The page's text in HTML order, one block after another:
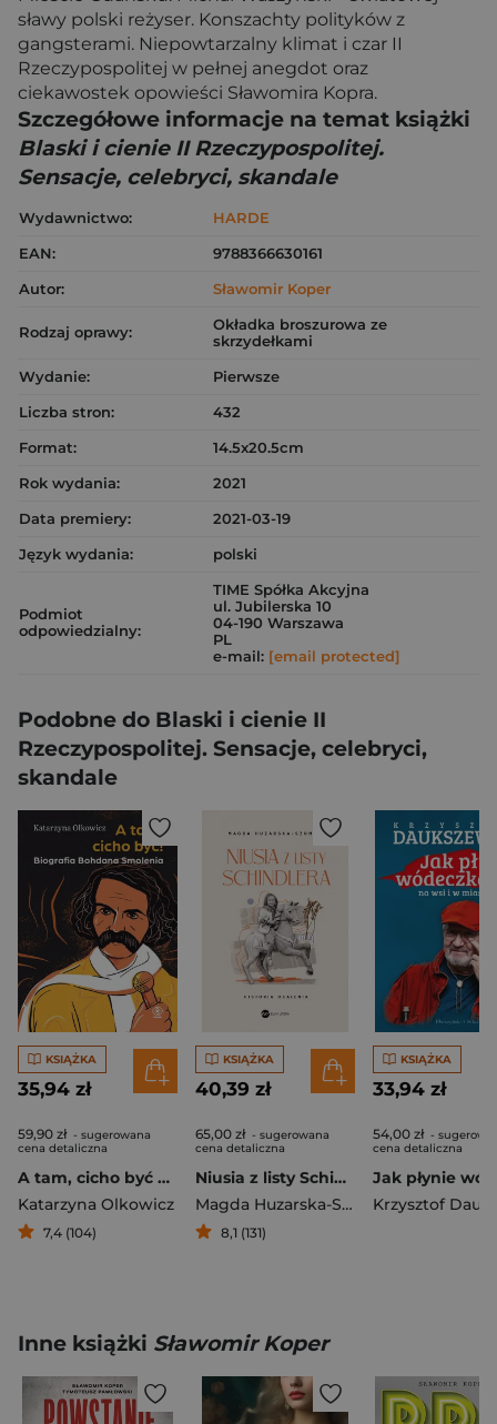
sławy polski reżyser. Konszachty polityków z
gangsterami. Niepowtarzalny klimat i czar II
Rzeczypospolitej w pełnej anegdot oraz
ciekawostek opowieści Sławomira Kopra.
Szczegółowe informacje na temat książki
Blaski i cienie II Rzeczypospolitej.
Sensacje, celebryci, skandale
Wydawnictwo:
HARDE
EAN:
9788366630161
Autor:
Sławomir Koper
Rodzaj oprawy:
Okładka broszurowa ze
skrzydełkami
Wydanie:
Pierwsze
Liczba stron:
432
Format:
14.5x20.5cm
Rok wydania:
2021
Data premiery:
2021-03-19
Język wydania:
polski
Podmiot
odpowiedzialny:
TIME Spółka Akcyjna
ul. Jubilerska 10
04-190 Warszawa
PL
e-mail: [email protected]
Podobne do Blaski i cienie II
Rzeczypospolitej. Sensacje, celebryci,
skandale
KSIĄŻKA
35,94 zł
59,90 zł - sugerowana
cena detaliczna
A tam, cicho być Biografia Bohdana Smolenia
Katarzyna Olkowicz
7,4 (104)
KSIĄŻKA
40,39 zł
65,00 zł - sugerowana
cena detaliczna
Niusia z listy Schindlera Historia ocalenia
Magda Huzarska-Szumiec
8,1 (131)
KSIĄŻKA
33,94 zł
54,00 zł -
cena detaliczna
Inne książki Sławomir Koper